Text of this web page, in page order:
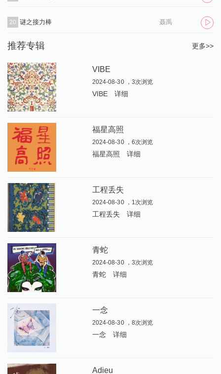
20 谜之接力棒 聂禹
推荐专辑 更多>>
VIBE
2024-08-30 ，3次浏览
VIBE 详细
福星高照
2024-08-30 ，6次浏览
福星高照 详细
工程丢失
2024-08-30 ，1次浏览
工程丢失 详细
青蛇
2024-08-30 ，3次浏览
青蛇 详细
一念
2024-08-30 ，8次浏览
一念 详细
Adieu